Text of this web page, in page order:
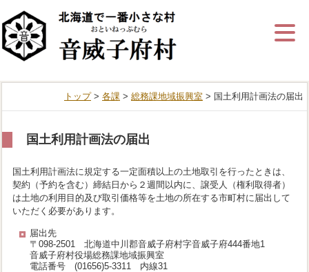
ビ
ゲ
ー
シ
ン
飛
トップ> 各課 > 総務課地域振興室 > 国土利用計画法の届出
国土利用計画法の届出
国土利用計画法に規定する一定面積以上の土地取引を行ったときは、
契約（予約を含む）締結日から２週間以内に、譲受人（権利取得者）
は土地の利用目的及び取引価格等を土地の所在する市町村に届出して
いただく必要があります。
届出先
〒098-2501 北海道中川郡音威子府村字音威子府444番地1
音威子府村役場総務課地域振興室
電話番号 (01656)5-3311 内線31